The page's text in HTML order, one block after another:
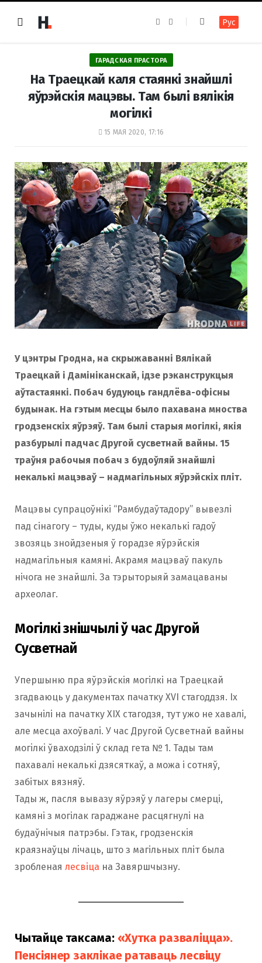
e
b
o
o
k
t
a
r
a
m
Рус
ГАРАДСКАЯ ПРАСТОРА
На Траецкай каля стаянкі знайшлі
яўрэйскія мацэвы. Там былі вялікія
могілкі
15 МАЯ 2020, 17:16
У цэнтры Гродна, на скрыжаванні Вялікай
Траецкай і Дамініканскай, ідзе рэканструкцыя
аўтастаянкі. Побач будуюць гандлёва-офісны
будынак. На гэтым месцы было пахавана мноства
гродзенскіх яўрэяў. Там былі старыя могілкі, якія
разбурылі падчас Другой сусветнай вайны. 15
траўня рабочыя побач з будоўляй знайшлі
некалькі мацэваў – надмагільных яўрэйскіх пліт.
Мацэвы супрацоўнікі “Рамбудаўтадору” вывезлі
пад сінагогу – туды, куды ўжо некалькі гадоў
звозяць знойдзеныя ў горадзе яўрэйскія
надмагільныя камяні. Акрамя мацэваў пакуль
нічога не знайшлі. За тэрыторыяй замацаваны
археолаг.
Могілкi знішчылі ў час Другой
Сусветнай
Упершыню пра яўрэйскія могілкі на Траецкай
згадваюць у дакументах пачатку XVI стагоддзя. Іх
зачынілі на пачатку ХІХ стагодзя, тут ужо не хавалі,
але месца ахоўвалi. У час Другой Сусветнай вайны
могiлкi ўваходзілi ў склад гета № 1. Тады там
пахавалі некалькі дзясяткаў, а можа і сотняў,
забітых вязняў.
Тады ж, пасля вывазу яўрэяў у лагеры смерці,
камяні з могілак гараджане расцягнулі на
будаўнічыя патрэбы. Гэтак, гродзенскiя
краязнаўцы лiчаць, што з магільных пліт была
зробленая лесвіца на Завяршчызну.
Чытайце таксама: «Хутка разваліцца».
Пенсіянер заклікае ратаваць лесвіцу